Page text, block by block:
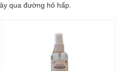
qua đường hô hấp.